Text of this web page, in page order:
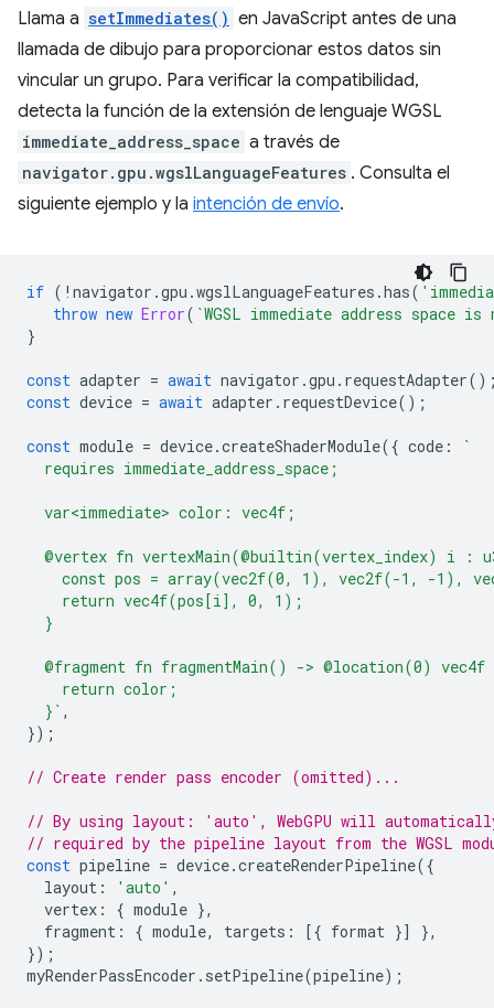
Llama a setImmediates() en JavaScript antes de una
llamada de dibujo para proporcionar estos datos sin
vincular un grupo. Para verificar la compatibilidad,
detecta la función de la extensión de lenguaje WGSL
immediate_address_space a través de
navigator.gpu.wgslLanguageFeatures . Consulta el
siguiente ejemplo y la intención de envío.
if ( ! navigator .gpu .wgslLanguageFeatures .has(
throw new Error( `WGSL immediate address space
}
const adapter = await navigator .gpu . requestAdapter
const device = await adapter . requestDevice();
const module = device.createShaderModule({ code :
`
  requires immediate_address_space;
  var<immediate> color: vec4f;
@vertex fn vertexMain(@builtin(vertex_index) i :
const pos = array(vec2f(0, 1), vec2f(-1, -1),
    return vec4f(pos[i], 0, 1);
  }
@fragment fn fragmentMain() -> @location(0) vec4f
    return color;
  }`
,
});
// Create render pass encoder (omitted)...
// By using layout: 'auto', WebGPU will
// required by the pipeline layout from the WGSL
const pipeline = device.createRenderPipeline({
layout : 'auto' ,
vertex : { module },
fragment : { module, targets : [{ format }]
},
});
myRenderPassEncoder . setPipeline(pipeline);